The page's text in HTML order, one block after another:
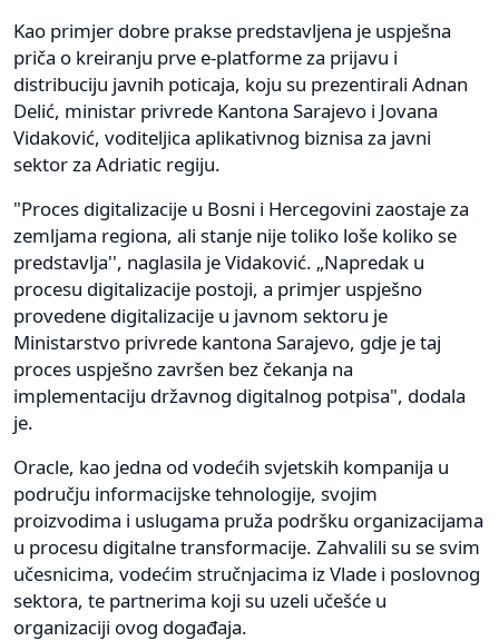
Kao primjer dobre prakse predstavljena je uspješna
priča o kreiranju prve e-platforme za prijavu i
distribuciju javnih poticaja, koju su prezentirali Adnan
Delić, ministar privrede Kantona Sarajevo i Jovana
Vidaković, voditeljica aplikativnog biznisa za javni
sektor za Adriatic regiju.
"Proces digitalizacije u Bosni i Hercegovini zaostaje za
zemljama regiona, ali stanje nije toliko loše koliko se
predstavlja'', naglasila je Vidaković. „Napredak u
procesu digitalizacije postoji, a primjer uspješno
provedene digitalizacije u javnom sektoru je
Ministarstvo privrede kantona Sarajevo, gdje je taj
proces uspješno završen bez čekanja na
implementaciju državnog digitalnog potpisa", dodala
je.
Oracle, kao jedna od vodećih svjetskih kompanija u
području informacijske tehnologije, svojim
proizvodima i uslugama pruža podršku organizacijama
u procesu digitalne transformacije. Zahvalili su se svim
učesnicima, vodećim stručnjacima iz Vlade i poslovnog
sektora, te partnerima koji su uzeli učešće u
organizaciji ovog događaja.